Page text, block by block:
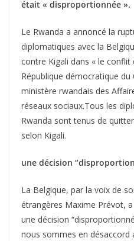
était « disproportionnée ».
Le Rwanda a annoncé la
diplomatiques avec la
contre Kigali dans « le conflit
République démocratique du
ministère rwandais des
réseaux sociaux.Tous les
Rwanda sont tenus de
selon Kigali.
une décision
La Belgique, par la voix de
étrangères Maxime Prévot,
une décision
nous sommes en désaccord